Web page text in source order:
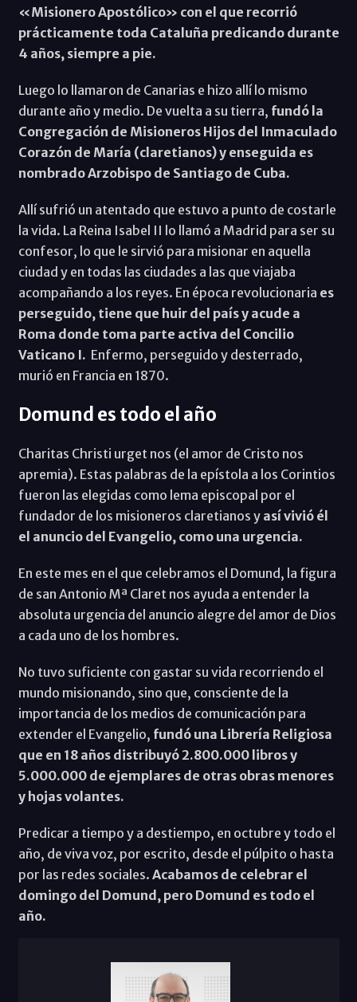
«Misionero Apostólico» con el que recorrió
prácticamente toda Cataluña predicando durante
4 años, siempre a pie.
Luego lo llamaron de Canarias e hizo allí lo mismo
durante año y medio. De vuelta a su tierra, fundó la
Congregación de Misioneros Hijos del Inmaculado
Corazón de María (claretianos) y enseguida es
nombrado Arzobispo de Santiago de Cuba.
Allí sufrió un atentado que estuvo a punto de costarle
la vida. La Reina Isabel II lo llamó a Madrid para ser su
confesor, lo que le sirvió para misionar en aquella
ciudad y en todas las ciudades a las que viajaba
acompañando a los reyes. En época revolucionaria es
perseguido, tiene que huir del país y acude a
Roma donde toma parte activa del Concilio
Vaticano I. Enfermo, perseguido y desterrado,
murió en Francia en 1870.
Domund es todo el año
Charitas Christi urget nos (el amor de Cristo nos
apremia). Estas palabras de la epístola a los Corintios
fueron las elegidas como lema episcopal por el
fundador de los misioneros claretianos y así vivió él
el anuncio del Evangelio, como una urgencia.
En este mes en el que celebramos el Domund, la figura
de san Antonio Mª Claret nos ayuda a entender la
absoluta urgencia del anuncio alegre del amor de Dios
a cada uno de los hombres.
No tuvo suficiente con gastar su vida recorriendo el
mundo misionando, sino que, consciente de la
importancia de los medios de comunicación para
extender el Evangelio, fundó una Librería Religiosa
que en 18 años distribuyó 2.800.000 libros y
5.000.000 de ejemplares de otras obras menores
y hojas volantes.
Predicar a tiempo y a destiempo, en octubre y todo el
año, de viva voz, por escrito, desde el púlpito o hasta
por las redes sociales. Acabamos de celebrar el
domingo del Domund, pero Domund es todo el
año.